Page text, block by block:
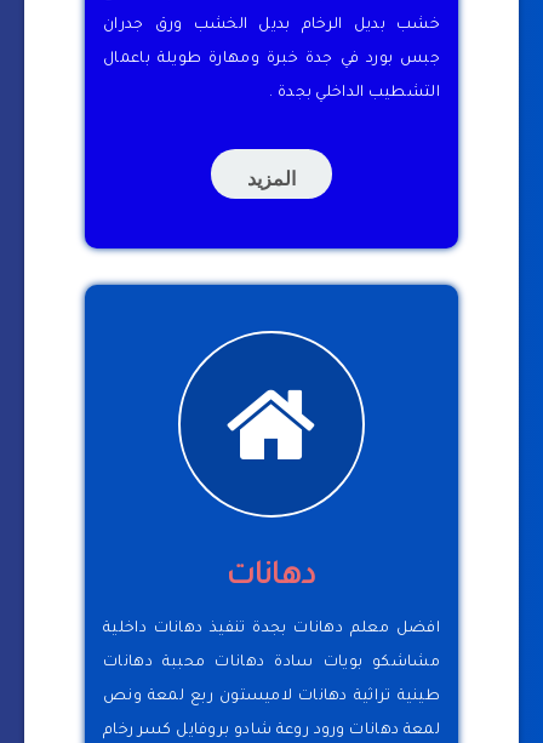
خشب بديل الرخام بديل الخشب ورق جدران
جبس بورد في جدة خبرة ومهارة طويلة باعمال
التشطيب الداخلي بجدة .
المزيد
دهانات
افضل معلم دهانات بجدة تنفيذ دهانات داخلية
مشاشكو بويات سادة دهانات محببة دهانات
طينية تراثية دهانات لاميستون ربع لمعة ونص
لمعة دهانات ورود روعة شادو بروفايل كسر رخام